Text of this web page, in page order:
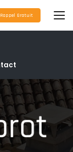
Rappel Gratuit